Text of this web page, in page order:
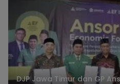
DJP Jawa Timur dan GP